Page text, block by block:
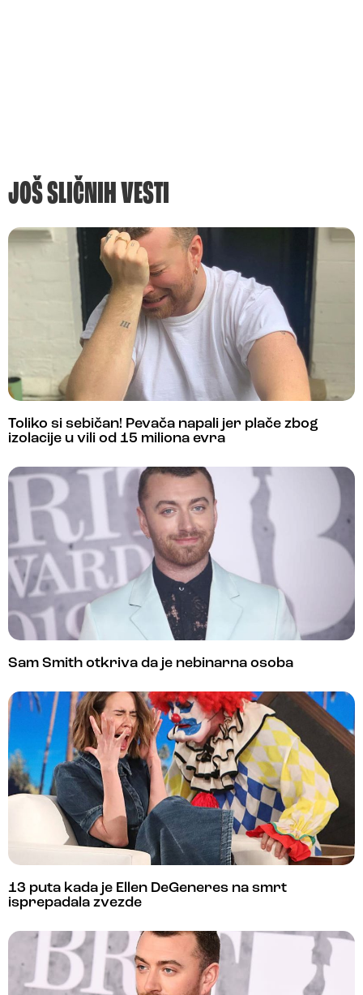
JOŠ SLIČNIH VESTI
Toliko si sebičan! Pevača napali jer plače zbog
izolacije u vili od 15 miliona evra
Sam Smith otkriva da je nebinarna osoba
13 puta kada je Ellen DeGeneres na smrt
isprepadala zvezde